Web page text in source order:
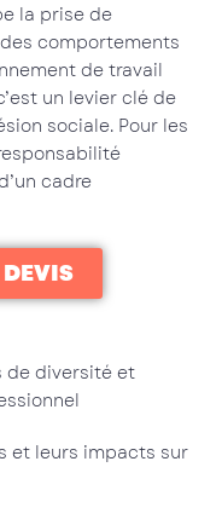
la prise de
comportements
de travail
un levier clé de
sociale. Pour les
cadre
de diversité et
et leurs impacts sur